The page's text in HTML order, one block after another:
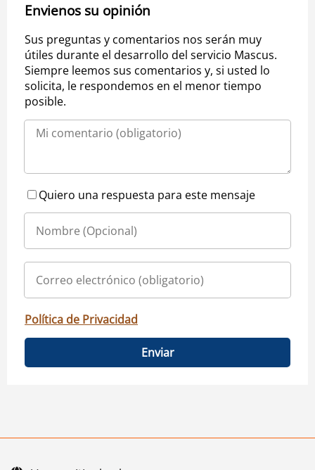
Envienos su opinión
Sus preguntas y comentarios nos serán muy
útiles durante el desarrollo del servicio Mascus.
Siempre leemos sus comentarios y, si usted lo
solicita, le respondemos en el menor tiempo
posible.
Quiero una respuesta para este mensaje
Política de Privacidad
Enviar